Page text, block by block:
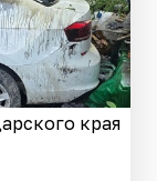
края